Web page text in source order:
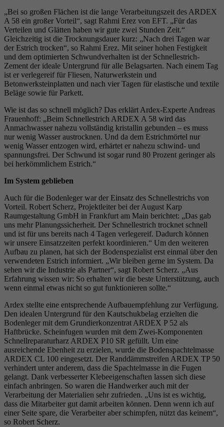
„Bei so großen Flächen ist die lange Verarbeitungszeit des ARDEX
A 58 ein großer Vorteil“, sagt Rahmi Erez von EFT. „Für das
Verteilen und Glätten haben wir gute zwei Stunden Zeit.“
Gleichzeitig ist die Trocknungsdauer kurz: „Nach drei Tagen war
der Estrich trocken“, so Rahmi Erez. Mit seiner hohen Festigkeit
und dem optimierten Schwundverhalten ist der Schnellestrich-
Zement der ideale Untergrund für alle Belagsarten. Nach einem Tag
ist er verlegereif für Fliesen, Naturwerkstein und
Betonwerksteinplatten und nach vier Tagen für elastische und textile
Beläge sowie für Parkett.
Wie ist das so schnell möglich? Das erklärt Ardex-Experte Andreas
Frauenhoff: „Beim Schnellestrich ARDEX A 58 wird das
Anmachwasser nahezu vollständig kristallin gebunden – es muss
nur wenig Wasser austrocknen. Und da dem Estrichmörtel nur
wenig Wasser entzogen wird, erhärtet er nahezu schwind- und
spannungsfrei. Der Schwund ist sogar rund 80 Prozent geringer als
bei herkömmlichem Estrich.“
Im System geblieben
Auch für die Bodenleger war der Einsatz des Schnellestrichs von
Vorteil. Robert Scherz, Projektleiter bei der August Karp
Raumgestaltung GmbH in Frankfurt am Main berichtet: „Das gab
uns mehr Planungssicherheit. Der Schnellestrich trocknet schnell
und ist für uns bereits nach 4 Tagen verlegereif. Dadurch können
wir unsere Einsatzzeiten perfekt koordinieren.“ Um den weiteren
Aufbau zu planen, hat sich der Bodenspezialist erst einmal über den
verwendeten Estrich informiert. „Wir bleiben gerne im System. Da
sehen wir die Industrie als Partner“, sagt Robert Scherz. „Aus
Erfahrung wissen wir: So erhalten wir die beste Unterstützung, auch
wenn einmal etwas nicht so gut funktionieren sollte.“
Ardex stellte eine entsprechende Aufbauempfehlung zur Verfügung.
Den idealen Untergrund für den Kautschukbelag erzielten die
Bodenleger mit dem Grundierkonzentrat ARDEX P 52 als
Haftbrücke. Scheinfugen wurden mit dem Zwei-Komponenten
Schnellreparaturharz ARDEX P10 SR gefüllt. Um eine
ausreichende Ebenheit zu erzielen, wurde die Bodenspachtelmasse
ARDEX CL 100 eingesetzt. Der Randdämmstreifen ARDEX TP 50
verhindert unter anderem, dass die Spachtelmasse in die Fugen
gelangt. Dank verbesserter Klebeeigenschaften lassen sich diese
einfach anbringen. So waren die Handwerker auch mit der
Verarbeitung der Materialien sehr zufrieden. „Uns ist es wichtig,
dass die Mitarbeiter gut damit arbeiten können. Denn wenn ich auf
einer Seite spare, die Verarbeiter aber schimpfen, nützt das keinem“,
so Robert Scherz.